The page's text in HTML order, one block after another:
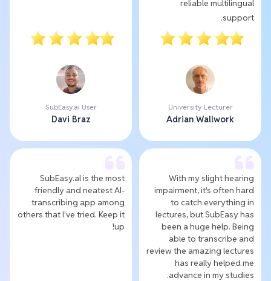
reliable multilingual
support.
University Lecturer
Adrian Wallwork
SubEasy.ai User
Davi Braz
With my slight hearing
impairment, it's often hard
to catch everything in
lectures, but SubEasy has
been a huge help. Being
able to transcribe and
review the amazing lectures
has really helped me
advance in my studies.
SubEasy.al is the most
friendly and neatest AI-
transcribing app among
others that I've tried. Keep it
up!